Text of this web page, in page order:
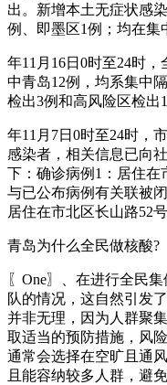
出。新增本土无症状感
例、即墨区1例；均在集
年11月16日0时至24时
中青岛12例，均系集中
检出3例和高风险区检出1
年11月7日0时至24时，
感染者，相关信息已向
下：确诊病例1：居住在
与已公布病例有关联被
居住在市北区长山路52号
青岛为什么全民做核酸?
〖One〗、在进行全民
队的情况，这自然引发
并非无理，因为人群聚
取适当的预防措施，风
通常会选择在空旷且通
且能容纳较多人群，避